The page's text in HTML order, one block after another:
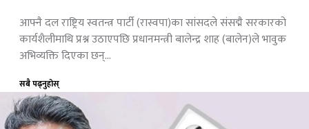
आफ्नै दल राष्ट्रिय स्वतन्त्र पार्टी (रास्वपा)का सांसदले संसद्मै सरकारको
कार्यशैलीमाथि प्रश्न उठाएपछि प्रधानमन्त्री बालेन्द्र शाह (बालेन)ले भावुक
अभिव्यक्ति दिएका छन्…
सबै पढ्नुहोस्